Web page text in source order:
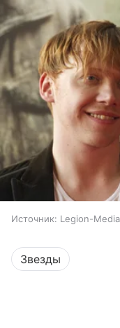
Источник: Legion-Media
Звезды